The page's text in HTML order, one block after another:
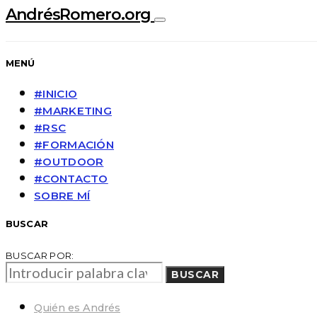
AndrésRomero.org
MENÚ
#INICIO
#MARKETING
#RSC
#FORMACIÓN
#OUTDOOR
#CONTACTO
SOBRE MÍ
BUSCAR
BUSCAR POR:
BUSCAR
Quién es Andrés